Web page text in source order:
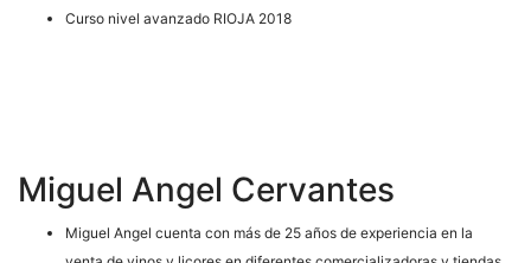
Curso nivel avanzado RIOJA 2018
Miguel Angel Cervantes
Miguel Angel cuenta con más de 25 años de experiencia en la